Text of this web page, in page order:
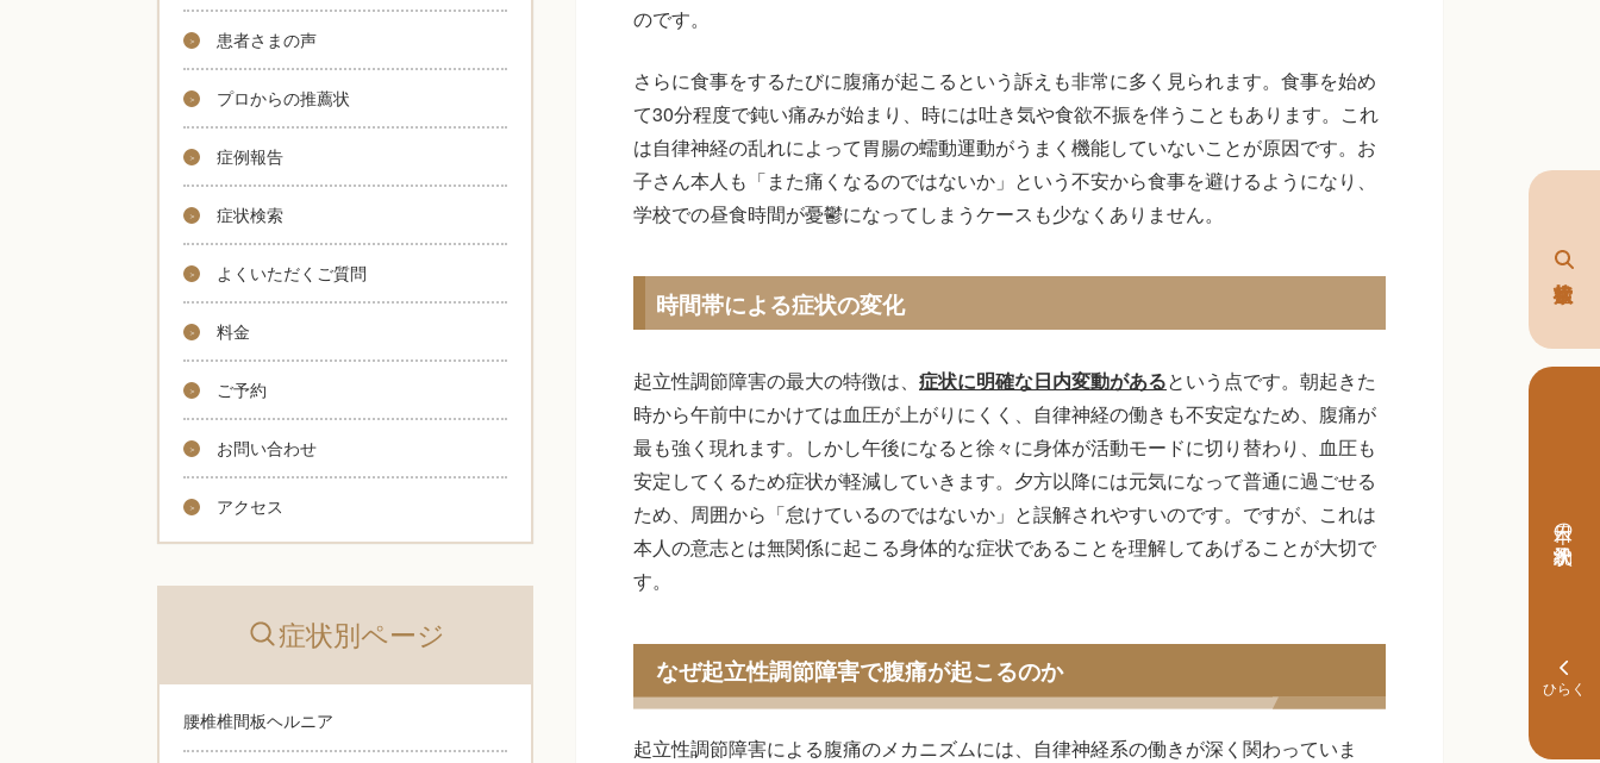
本日の予約状況
のです。
さらに食事をするたびに腹痛が起こるという訴えも非常に多く見られます。食事を始め
て30分程度で鈍い痛みが始まり、時には吐き気や食欲不振を伴うこともあります。これ
は自律神経の乱れによって胃腸の蠕動運動がうまく機能していないことが原因です。お
子さん本人も「また痛くなるのではないか」という不安から食事を避けるようになり、
学校での昼食時間が憂鬱になってしまうケースも少なくありません。
時間帯による症状の変化
起立性調節障害の最大の特徴は、 症状に明確な日内変動があるという点です。朝起きた
時から午前中にかけては血圧が上がりにくく、自律神経の働きも不安定なため、腹痛が
最も強く現れます。しかし午後になると徐々に身体が活動モードに切り替わり、血圧も
安定してくるため症状が軽減していきます。夕方以降には元気になって普通に過ごせる
ため、周囲から「怠けているのではないか」と誤解されやすいのです。ですが、これは
本人の意志とは無関係に起こる身体的な症状であることを理解してあげることが大切で
す。
なぜ起立性調節障害で腹痛が起こるのか
起立性調節障害による腹痛のメカニズムには、自律神経系の働きが深く関わっていま
患者さまの声
プロからの推薦状
症例報告
症状検索
よくいただくご質問
料金
ご予約
お問い合わせ
アクセス
症状別ページ
腰椎椎間板ヘルニア